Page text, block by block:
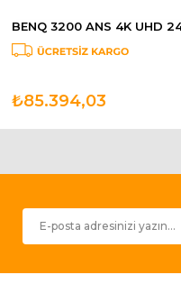
₺85.394,03